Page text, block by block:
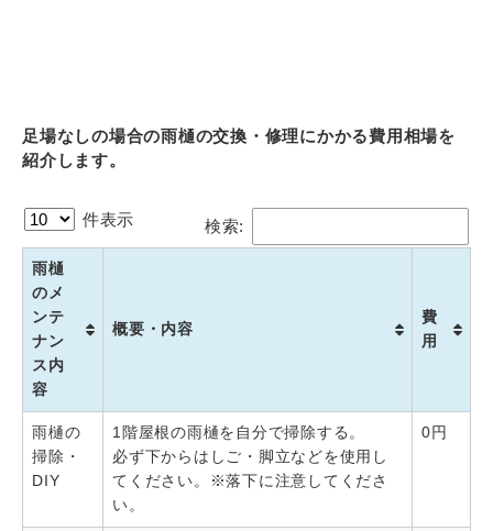
足場なしの場合の雨樋の交換・修理にかかる費用相場を
紹介します。
件表示 検索:
雨樋
のメ
ンテ
ナン
ス内
容
概要・内容
費
用
雨樋の
掃除・
DIY
1階屋根の雨樋を自分で掃除する。
必ず下からはしご・脚立などを使用し
てください。※落下に注意してくださ
い。
0円